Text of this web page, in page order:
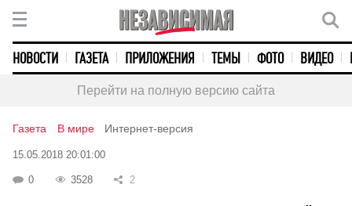
НОВОСТИ ГАЗЕТА ПРИЛОЖЕНИЯ ТЕМЫ ФОТО ВИДЕО
Перейти на полную версию сайта
Газета В мире Интернет-версия
15.05.2018 20:01:00
0 3528 2